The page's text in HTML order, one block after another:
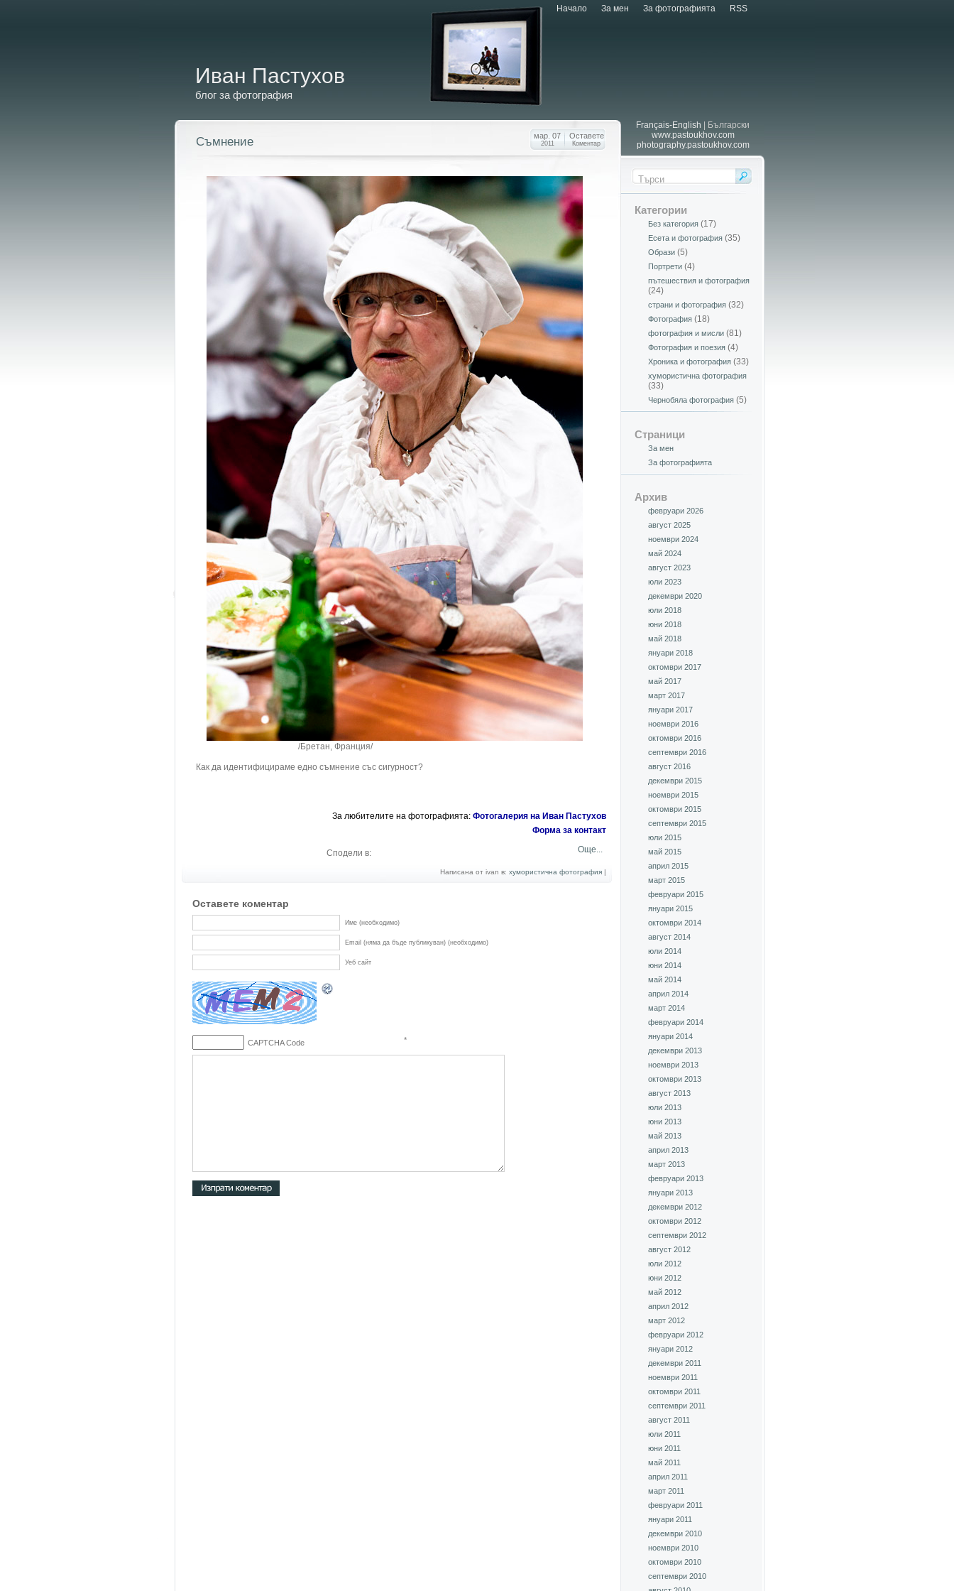
Начало За мен За фотографията RSS
Иван Пастухов
блог за фотография
Съмнение мар. 07
2011
Оставете
Коментар
/Бретан, Франция/
Как да идентифицираме едно съмнение със сигурност?
За любителите на фотографията: Фотогалерия на Иван Пастухов
Форма за контакт
Сподели в: Още...
Написана от ivan в: хумористична фотография |
Оставете коментар
Име (необходимо)
Email (няма да бъде публикуван) (необходимо)
Уеб сайт
CAPTCHA Code *
Français-English | Български
www.pastoukhov.com
photography.pastoukhov.com
Категории
Без категория (17)
Есета и фотография (35)
Образи (5)
Портрети (4)
пътешествия и фотография
(24)
страни и фотография (32)
Фотография (18)
фотография и мисли (81)
Фотография и поезия (4)
Хроника и фотография (33)
хумористична фотография
(33)
Чернобяла фотография (5)
Страници
За мен
За фотографията
Архив
февруари 2026
август 2025
ноември 2024
май 2024
август 2023
юли 2023
декември 2020
юли 2018
юни 2018
май 2018
януари 2018
октомври 2017
май 2017
март 2017
януари 2017
ноември 2016
октомври 2016
септември 2016
август 2016
декември 2015
ноември 2015
октомври 2015
септември 2015
юли 2015
май 2015
април 2015
март 2015
февруари 2015
януари 2015
октомври 2014
август 2014
юли 2014
юни 2014
май 2014
април 2014
март 2014
февруари 2014
януари 2014
декември 2013
ноември 2013
октомври 2013
август 2013
юли 2013
юни 2013
май 2013
април 2013
март 2013
февруари 2013
януари 2013
декември 2012
октомври 2012
септември 2012
август 2012
юли 2012
юни 2012
май 2012
април 2012
март 2012
февруари 2012
януари 2012
декември 2011
ноември 2011
октомври 2011
септември 2011
август 2011
юли 2011
юни 2011
май 2011
април 2011
март 2011
февруари 2011
януари 2011
декември 2010
ноември 2010
октомври 2010
септември 2010